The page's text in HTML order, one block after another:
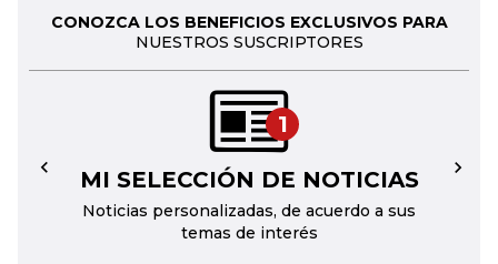
CONOZCA LOS BENEFICIOS EXCLUSIVOS PARA
NUESTROS SUSCRIPTORES
1
MI SELECCIÓN DE NOTICIAS
Noticias personalizadas, de acuerdo a sus
temas de interés
← →